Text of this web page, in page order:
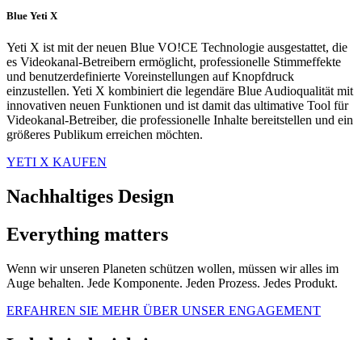
Blue Yeti X
Yeti X ist mit der neuen Blue VO!CE Technologie ausgestattet, die
es Videokanal-Betreibern ermöglicht, professionelle Stimmeffekte
und benutzerdefinierte Voreinstellungen auf Knopfdruck
einzustellen. Yeti X kombiniert die legendäre Blue Audioqualität mit
innovativen neuen Funktionen und ist damit das ultimative Tool für
Videokanal-Betreiber, die professionelle Inhalte bereitstellen und ein
größeres Publikum erreichen möchten.
YETI X KAUFEN
Nachhaltiges Design
Everything matters
Wenn wir unseren Planeten schützen wollen, müssen wir alles im
Auge behalten. Jede Komponente. Jeden Prozess. Jedes Produkt.
ERFAHREN SIE MEHR ÜBER UNSER ENGAGEMENT